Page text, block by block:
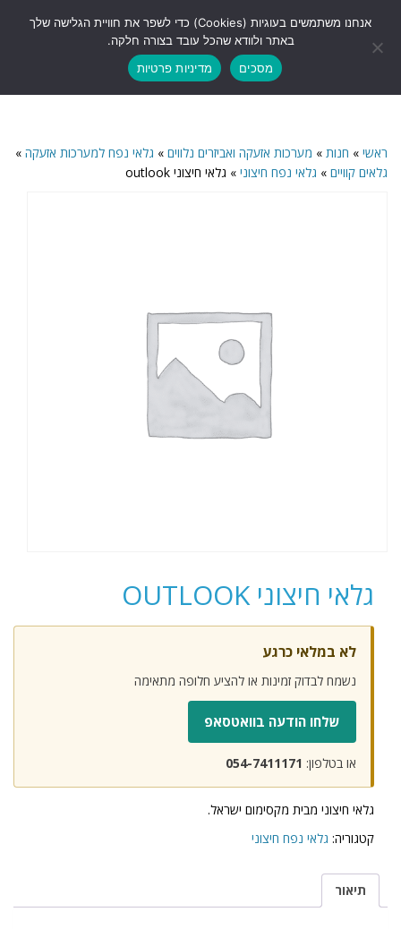
תפריט
ראשי » חנות » מערכות אזעקה ואביזרים נלווים » גלאי נפח למערכות אזעקה »
גלאים קוויים » גלאי נפח חיצוני » גלאי חיצוני outlook
גלאי חיצוני OUTLOOK
לא במלאי כרגע
נשמח לבדוק זמינות או להציע חלופה מתאימה
שלחו הודעה בוואטסאפ
או בטלפון: 054-7411171
גלאי חיצוני מבית מקסימום ישראל.
קטגוריה: גלאי נפח חיצוני
תיאור
אנחנו משתמשים בעוגיות (Cookies) כדי לשפר את חוויית הגלישה שלך
באתר ולוודא שהכל עובד בצורה חלקה.
מסכים
מדיניות פרטיות